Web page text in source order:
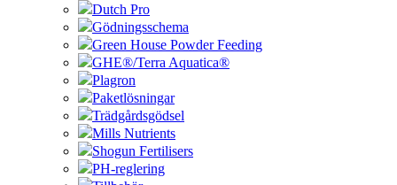
Dutch Pro
Gödningsschema
Green House Powder Feeding
GHE®/Terra Aquatica®
Plagron
Paketlösningar
Trädgårdsgödsel
Mills Nutrients
Shogun Fertilisers
PH-reglering